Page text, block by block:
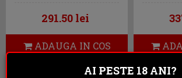
291.50 lei
ADAUGA IN COS
AI PESTE 18 ANI?